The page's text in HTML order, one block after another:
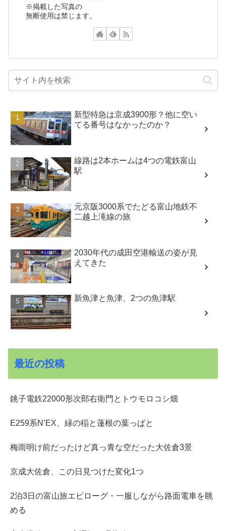
※掲載した写真の
無断使用は禁じます。
新型特急は京成3900形？他に空い
てる番号はなかったのか？
線路は2本ホームは4つの電鉄富山
駅
元京阪3000系でたどる富山地鉄不
二越上滝線の旅
2030年代の成田空港輸送の姿が見
えてきた
新魚津と魚津、2つの魚津駅
最近の投稿
銚子電鉄22000形次郎右衛門とトウモロコシ畑
E259系N’EX、緑の稲と蓮根の葉っぱと
梅雨明け前だったけど真っ青な空だった大佐倉3景
京成大佐倉、この日見つけた変化1つ
2泊3日の富山旅エピローグ・一服しながら路面電車を眺
める